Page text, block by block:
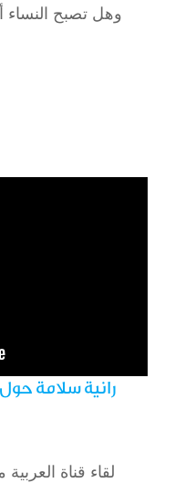
وهل تصبح
رانية سلامة
لقاء قناة